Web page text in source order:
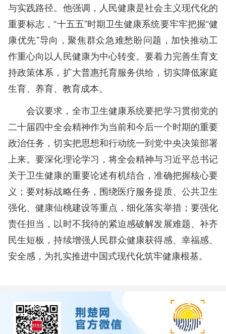
与实践路径。他强调，人民健康是社会主义现代化的
重要标志，“十五五”时期卫生健康系统要牢牢把握“健
康优先”导向，聚焦群众急难愁盼问题，加快推动工
作重心向以人民健康为中心转变。要着力完善生育支
持政策体系，扩大普惠托育服务供给，切实降低家庭
生育、养育、教育成本。
会议要求，全市卫生健康系统要把学习贯彻党的
二十届四中全会精神作为当前和今后一个时期的重要
政治任务，切实把思想和行动统一到党中央决策部署
上来。要深化理论学习，将全会精神与习近平总书记
关于卫生健康的重要论述有机结合，准确把握核心要
义；要对标战略任务，围绕医疗服务提质、公共卫生
强化、健康仙桃建设等重点，细化落实举措；要强化
责任担当，以时不我待的紧迫感破解发展难题、补齐
民生短板，持续增强人民群众健康获得感、幸福感、
安全感，为扎实推进中国式现代化筑牢健康根基。